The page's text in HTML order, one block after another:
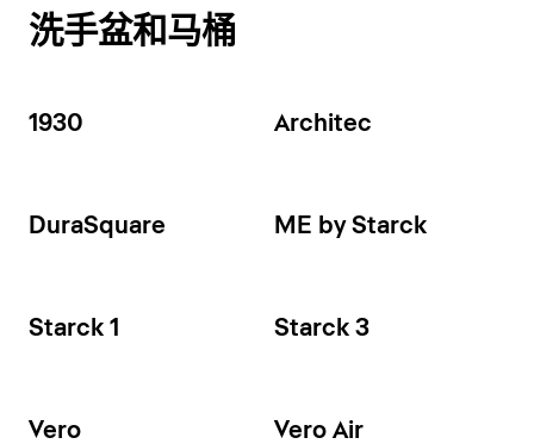
洗手盆和马桶
1930 Architec
DuraSquare ME by Starck
Starck 1 Starck 3
Vero Vero Air